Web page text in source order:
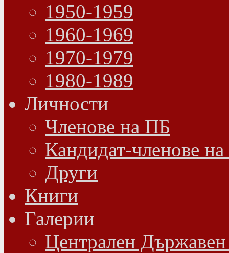
1950-1959
1960-1969
1970-1979
1980-1989
Личности
Членове на ПБ
Кандидат-членове
Други
Книги
Галерии
Централен